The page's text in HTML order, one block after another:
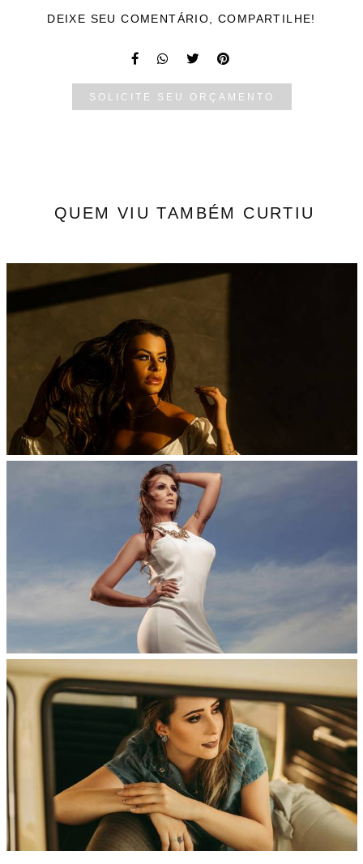
DEIXE SEU COMENTÁRIO, COMPARTILHE!
SOLICITE SEU ORÇAMENTO
QUEM VIU TAMBÉM CURTIU